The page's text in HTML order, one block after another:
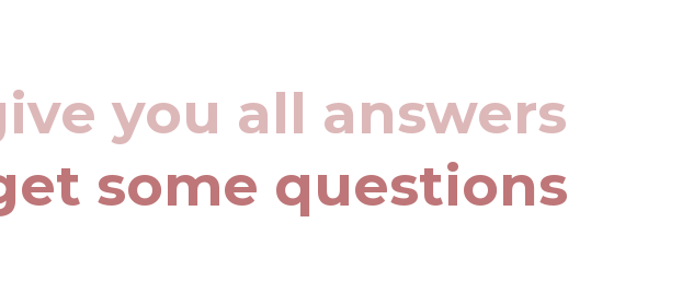
you all answers
some questions